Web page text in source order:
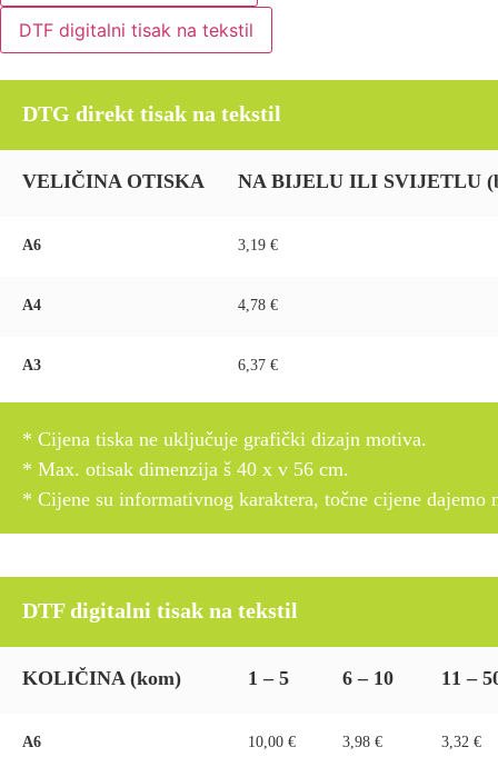
DTF digitalni tisak na tekstil
DTG direkt tisak na tekstil
VELIČINA OTISKA NA BIJELU ILI SVIJETLU
A6 3,19 €
A4 4,78 €
A3 6,37 €
* Cijena tiska ne uključuje grafički dizajn motiva.
* Max. otisak dimenzija š 40 x v 56 cm.
* Cijene su informativnog karaktera, točne cijene dajemo
DTF digitalni tisak na tekstil
KOLIČINA (kom) 1 – 5 6 – 10 11 –
A6 10,00 € 3,98 € 3,32 €